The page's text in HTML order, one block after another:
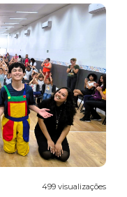
499 visualizações